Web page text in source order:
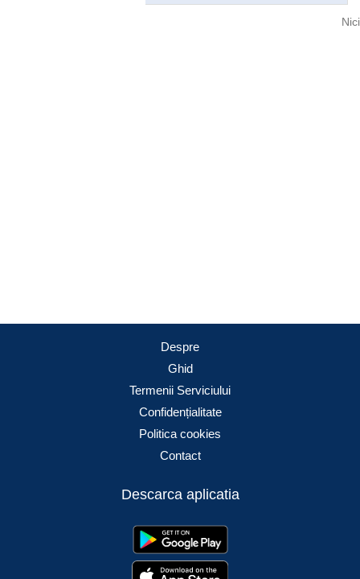
Despre
Ghid
Termenii Serviciului
Confidențialitate
Politica cookies
Contact
Descarca aplicatia